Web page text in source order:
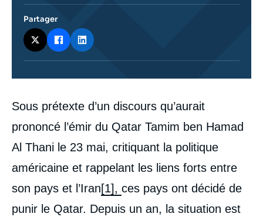
Corps
analyses
Sous prétexte d’un discours qu’aurait
prononcé l’émir du Qatar Tamim ben Hamad
Al Thani le 23 mai, critiquant la politique
américaine et rappelant les liens forts entre
son pays et l’Iran[1], ces pays ont décidé de
punir le Qatar. Depuis un an, la situation est
Partager